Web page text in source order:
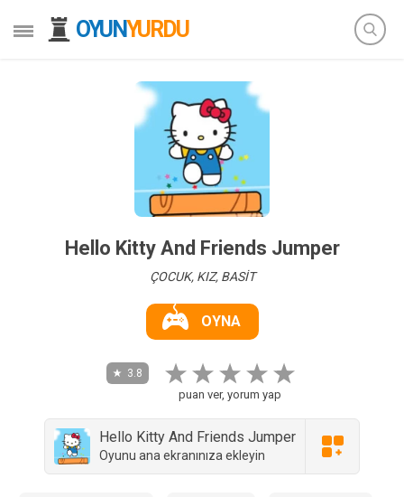
OYUNYURDU
Hello Kitty And Friends Jumper
ÇOCUK, KIZ, BASİT
OYNA
3.8
puan ver, yorum yap
Hello Kitty And Friends Jumper
Oyunu ana ekranınıza ekleyin